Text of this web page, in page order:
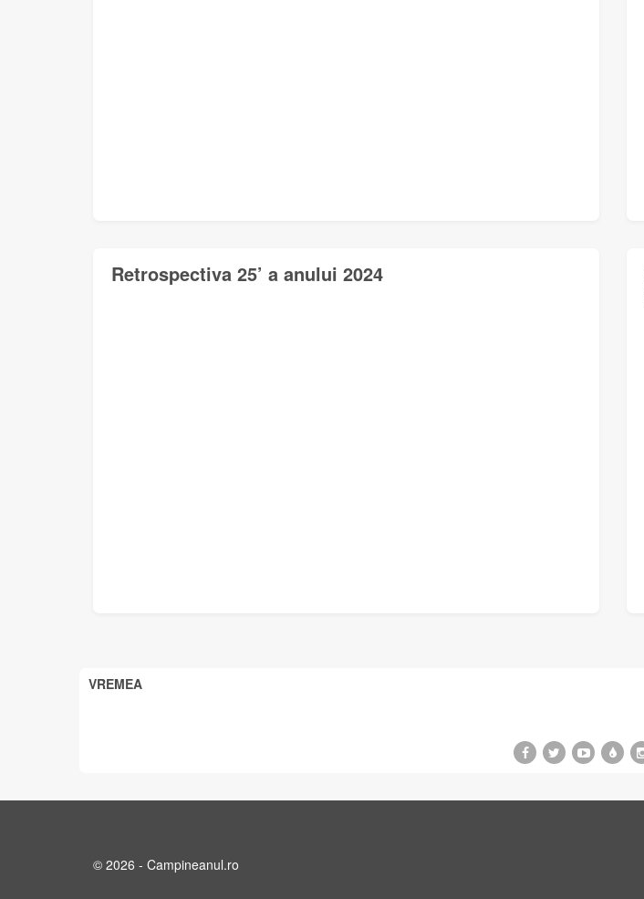
Retrospectiva 25’ a anului 2024
VREMEA
© 2026 - Campineanul.ro